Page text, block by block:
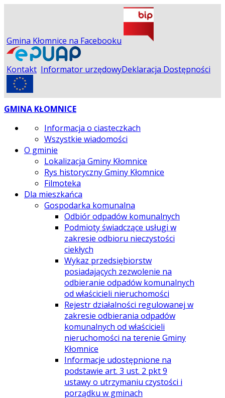
Gmina Kłomnice na Facebooku
Kontakt Informator urzędowyDeklaracja Dostępności
GMINA KŁOMNICE
Informacja o ciasteczkach
Wszystkie wiadomości
O gminie
Lokalizacja Gminy Kłomnice
Rys historyczny Gminy Kłomnice
Filmoteka
Dla mieszkańca
Gospodarka komunalna
Odbiór odpadów komunalnych
Podmioty świadczące usługi w
zakresie odbioru nieczystości
ciekłych
Wykaz przedsiębiorstw
posiadających zezwolenie na
odbieranie odpadów komunalnych
od właścicieli nieruchomości
Rejestr działalności regulowanej w
zakresie odbierania odpadów
komunalnych od właścicieli
nieruchomości na terenie Gminy
Kłomnice
Informacje udostępnione na
podstawie art. 3 ust. 2 pkt 9
ustawy o utrzymaniu czystości i
porządku w gminach